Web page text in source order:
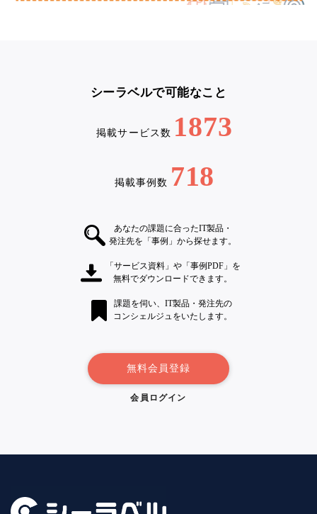
シーラベルで可能なこと
掲載サービス数 1873
掲載事例数 718
あなたの課題に合ったIT製品・
発注先を「事例」から探せます。
「サービス資料」や「事例PDF」を
無料でダウンロードできます。
課題を伺い、IT製品・発注先の
コンシェルジュをいたします。
無料会員登録
会員ログイン